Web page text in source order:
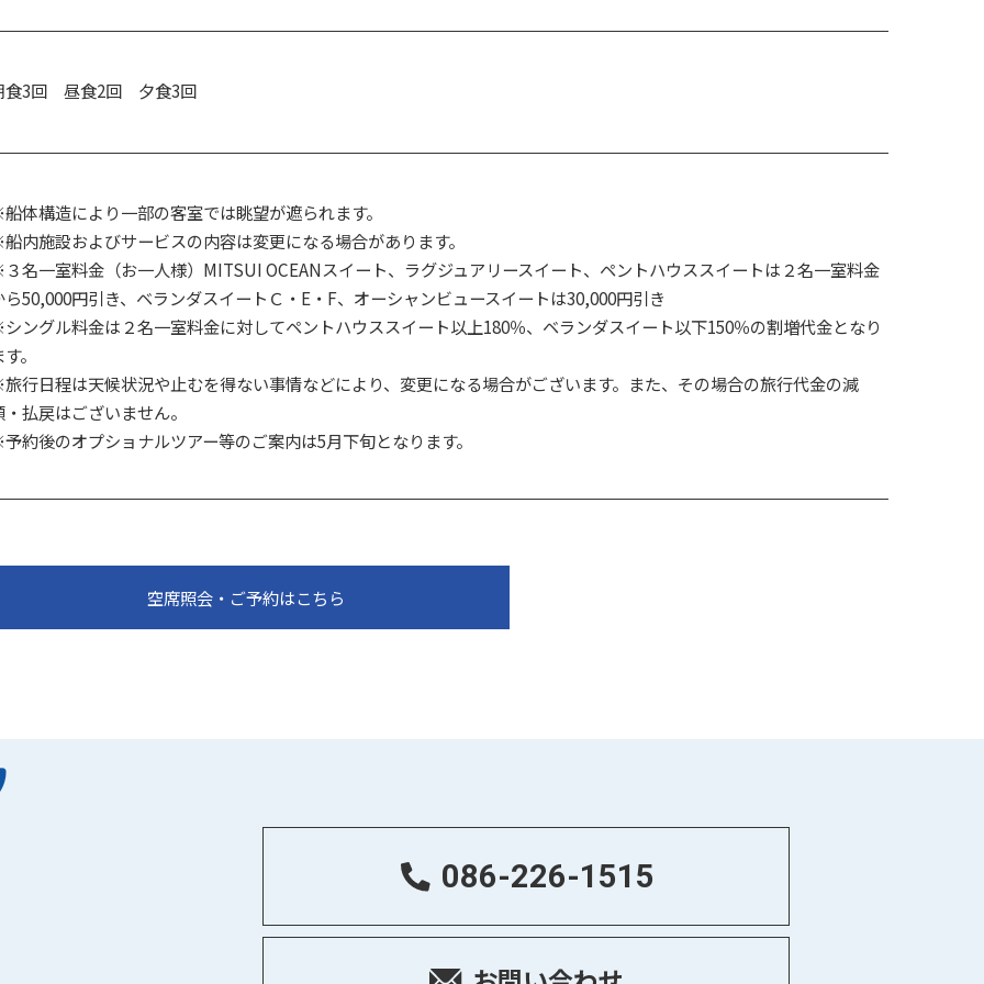
食3回 昼食2回 夕食3回
体構造により一部の客室では眺望が遮られます。
内施設およびサービスの内容は変更になる場合があります。
名一室料金（お一人様）MITSUI OCEANスイート、ラグジュアリースイート、ペントハウススイートは２名一室料金
ら50,000円引き、ベランダスイートＣ・E・F、オーシャンビュースイートは30,000円引き
ングル料金は２名一室料金に対してペントハウススイート以上180％、ベランダスイート以下150％の割増代金となり
。
行日程は天候状況や止むを得ない事情などにより、変更になる場合がございます。また、その場合の旅行代金の減
・払戻はございません。
約後のオプショナルツアー等のご案内は5月下旬となります。
空席照会・ご予約はこちら
086-226-1515